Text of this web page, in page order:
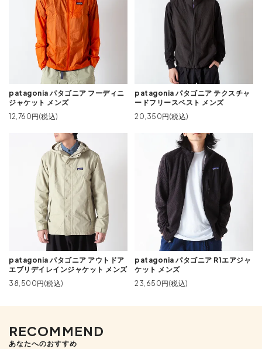
patagonia パタゴニア フーディニ
ジャケット メンズ
12,760円(税込)
patagonia パタゴニア テクスチャ
ードフリースベスト メンズ
20,350円(税込)
patagonia パタゴニア アウトドア
エブリデイレインジャケット メンズ
38,500円(税込)
patagonia パタゴニア R1エアジャ
ケット メンズ
23,650円(税込)
RECOMMEND
あなたへのおすすめ